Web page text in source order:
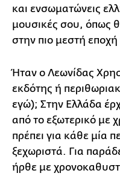
και ενσωματώνεις
μουσικές σου, όπως
στην πιο μεστή
Ήταν ο Λεωνίδας
εκδότης ή
εγώ); Στην Ελλάδα
από το εξωτερικό με
πρέπει για κάθε μία
ξεχωριστά. Για
ήρθε με